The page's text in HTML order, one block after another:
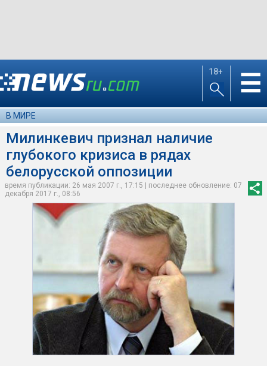
18+ ☰
В МИРЕ
Милинкевич признал наличие
глубокого кризиса в рядах
белорусской оппозиции
время публикации: 26 мая 2007 г., 17:15 | последнее обновление: 07
декабря 2017 г., 08:56